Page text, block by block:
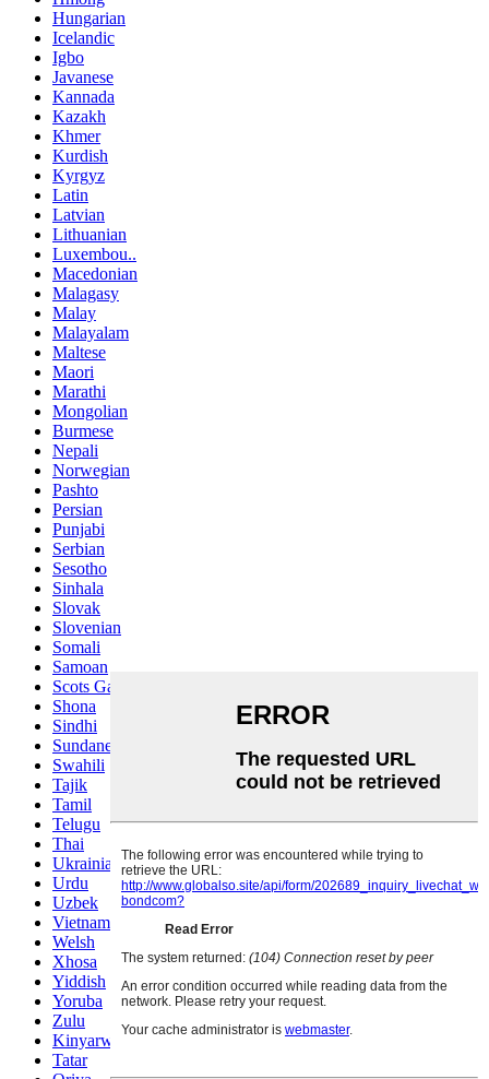
Hungarian
Icelandic
Igbo
Javanese
Kannada
Kazakh
Khmer
Kurdish
Kyrgyz
Latin
Latvian
Lithuanian
Luxembou..
Macedonian
Malagasy
Malay
Malayalam
Maltese
Maori
Marathi
Mongolian
Burmese
Nepali
Norwegian
Pashto
Persian
Punjabi
Serbian
Sesotho
Sinhala
Slovak
Slovenian
Somali
Samoan
Scots Gaelic
Shona
Sindhi
Sundanese
Swahili
Tajik
Tamil
Telugu
Thai
Ukrainian
Urdu
Uzbek
Vietnamese
Welsh
Xhosa
Yiddish
Yoruba
Zulu
Kinyarwanda
Tatar